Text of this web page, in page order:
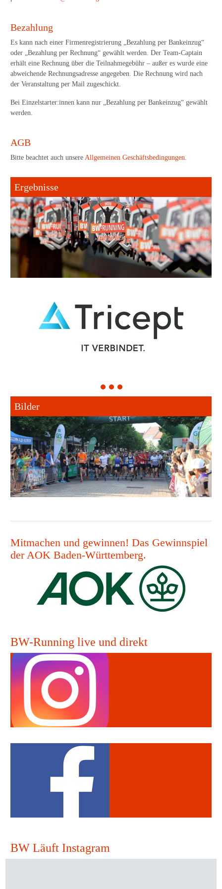
Bezahlung
Es kann nach einer Firmenregistrierung „Bezahlung per Bankeinzug“
oder „Bezahlung per Rechnung“ gewählt werden. Der Team-Captain
erhält eine Rechnung über die Teilnahmegebühr – außer es wurde eine
abweichende Rechnungsadresse angegeben. Die Rechnung wird nach
der Veranstaltung per Mail zugeschickt.
Bei Einzelstarter:innen kann nur „Bezahlung per Bankeinzug“ gewählt
werden.
AGB
Bitte beachtet auch unsere Allgemeinen Geschäftsbedingungen
Ergebnisse
1 2 3
Bilder
Mitmachen und gewinnen! Das Gewinnspiel
der AOK Baden-Württemberg.
BW-Running live und direkt
BW Läuft Instagram